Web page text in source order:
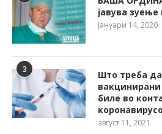
јавува
јануари 14, 2020
3
Што треба
биле во
август 11, 2021